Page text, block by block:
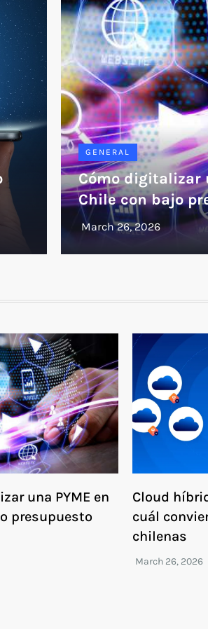
GENERAL
Cómo digitalizar
Chile con bajo
una PYME en
presupuesto
Cloud
cuál
chilenas